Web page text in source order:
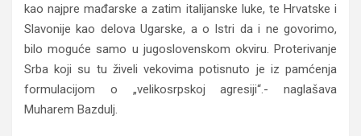
kao najpre mađarske a zatim italijanske luke, te Hrvatske i
Slavonije kao delova Ugarske, a o Istri da i ne govorimo,
bilo moguće samo u jugoslovenskom okviru. Proterivanje
Srba koji su tu živeli vekovima potisnuto je iz pamćenja
formulacijom o „velikosrpskoj agresiji“.- naglašava
Muharem Bazdulj.